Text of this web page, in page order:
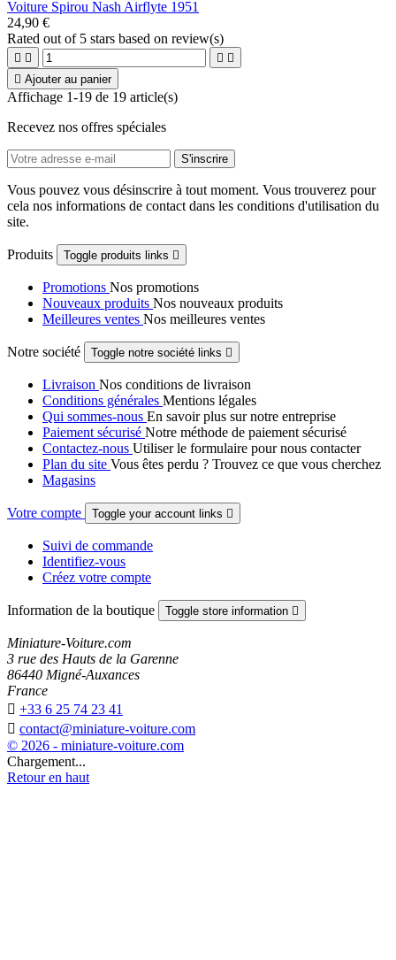
Voiture Spirou Nash Airflyte 1951
24,90 €
Rated out of 5 stars based on review(s)
   
 Ajouter au panier
Affichage 1-19 de 19 article(s)
Recevez nos offres spéciales
Vous pouvez vous désinscrire à tout moment. Vous trouverez pour
cela nos informations de contact dans les conditions d'utilisation du
site.
Produits Toggle produits links 
Promotions Nos promotions
Nouveaux produits Nos nouveaux produits
Meilleures ventes Nos meilleures ventes
Notre société Toggle notre société links 
Livraison Nos conditions de livraison
Conditions générales Mentions légales
Qui sommes-nous En savoir plus sur notre entreprise
Paiement sécurisé Notre méthode de paiement sécurisé
Contactez-nous Utiliser le formulaire pour nous contacter
Plan du site Vous êtes perdu ? Trouvez ce que vous cherchez
Magasins
Votre compte Toggle your account links 
Suivi de commande
Identifiez-vous
Créez votre compte
Information de la boutique Toggle store information 
Miniature-Voiture.com
3 rue des Hauts de la Garenne
86440 Migné-Auxances
France
 +33 6 25 74 23 41
 contact@miniature-voiture.com
© 2026 - miniature-voiture.com
Chargement...
Retour en haut